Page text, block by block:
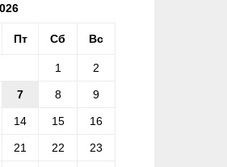
Пт Сб Вс
1 2
7 8 9
14 15 16
21 22 23